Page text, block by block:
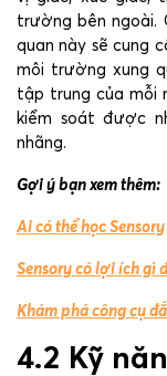
trường bên ngoài.
quan này sẽ cung
môi trường xung
tập trung của mỗi
kiểm soát được
nhãng.
Gợi ý bạn xem thêm:
Ai có thể học Sensory
Sensory có lợi ích gì
Khám phá công cụ
4.2 Kỹ